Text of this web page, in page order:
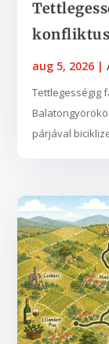
aug 5, 2026 |
Tettlegességig
párjával